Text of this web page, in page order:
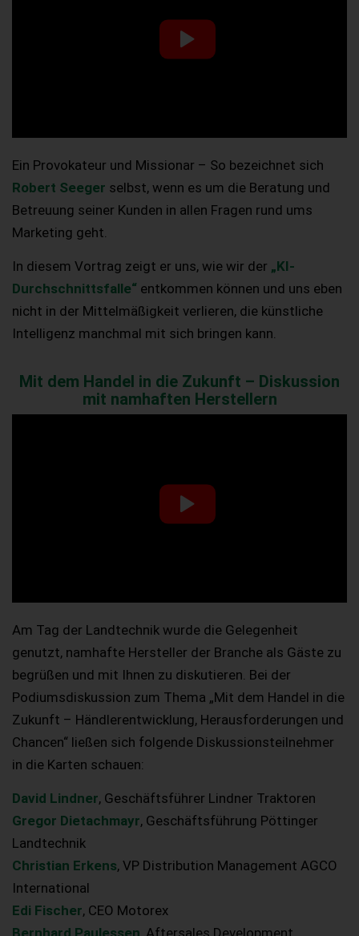
Ein Provokateur und Missionar – So bezeichnet sich
Robert Seeger selbst, wenn es um die Beratung und
Betreuung seiner Kunden in allen Fragen rund ums
Marketing geht.
In diesem Vortrag zeigt er uns, wie wir der „KI-
Durchschnittsfalle“ entkommen können und uns eben
nicht in der Mittelmäßigkeit verlieren, die künstliche
Intelligenz manchmal mit sich bringen kann.
Mit dem Handel in die Zukunft – Diskussion
mit namhaften Herstellern
Am Tag der Landtechnik wurde die Gelegenheit
genutzt, namhafte Hersteller der Branche als Gäste zu
begrüßen und mit Ihnen zu diskutieren. Bei der
Podiumsdiskussion zum Thema „Mit dem Handel in die
Zukunft – Händlerentwicklung, Herausforderungen und
Chancen“ ließen sich folgende Diskussionsteilnehmer
in die Karten schauen:
David Lindner, Geschäftsführer Lindner Traktoren
Gregor Dietachmayr, Geschäftsführung Pöttinger
Landtechnik
Christian Erkens, VP Distribution Management AGCO
International
Edi Fischer, CEO Motorex